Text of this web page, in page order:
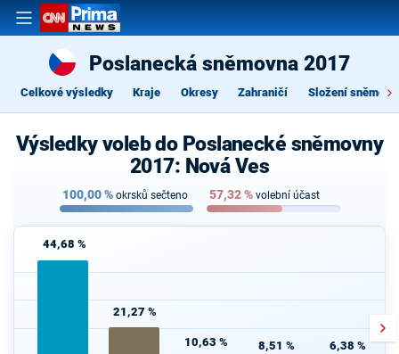
Poslanecká sněmovna 2017
Celkové výsledky Kraje Okresy Zahraničí Složení
Výsledky voleb do Poslanecké sněmovny
2017: Nová Ves
100,00% okrsků sečteno 57,32% volební účast
44,68 %
21,27 %
10,63 % 8,51 % 6,38 %